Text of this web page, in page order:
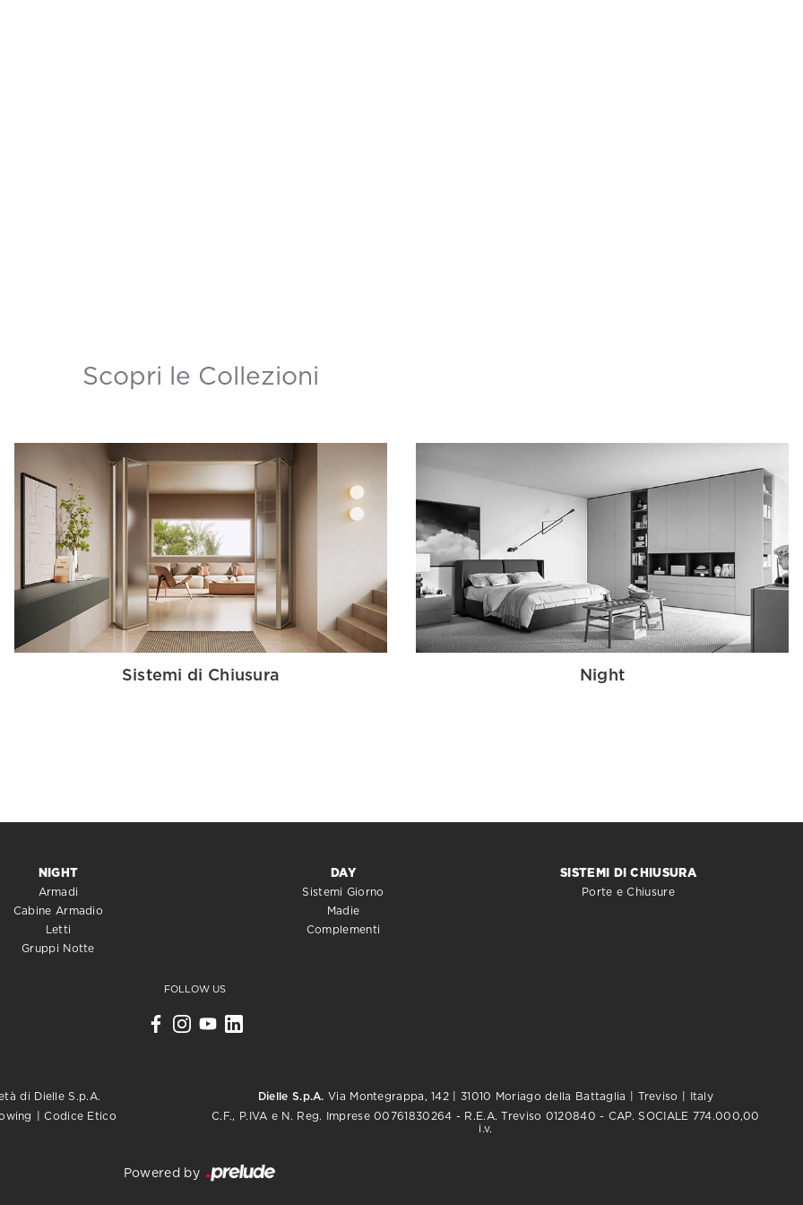
Scopri le Collezioni
Sistemi di Chiusura Night
NIGHT
Armadi
Cabine Armadio
Letti
Gruppi Notte
DAY
Sistemi Giorno
Madie
Complementi
SISTEMI DI CHIUSURA
Porte e Chiusure
FOLLOW US
di Dielle S.p.A.
|Codice Etico
Dielle S.p.A. Via Montegrappa, 142 | 31010 Moriago della Battaglia | Treviso | Italy
C.F., P.IVA e N. Reg. Imprese 00761830264 - R.E.A. Treviso 0120840 - CAP. SOCIALE 774.000,00
i.v.
Powered by